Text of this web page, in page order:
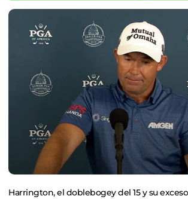
Harrington, el doblebogey del 15 y su